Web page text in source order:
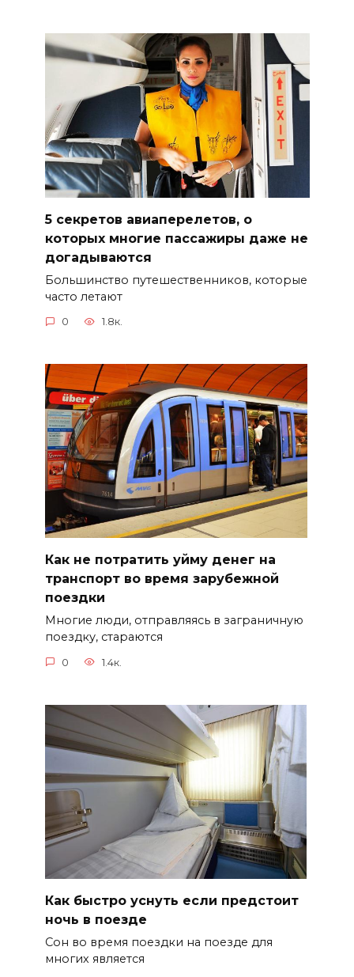
5 секретов авиаперелетов, о
которых многие пассажиры даже не
догадываются
Большинство путешественников, которые
часто летают
0 1.8к.
Как не потратить уйму денег на
транспорт во время зарубежной
поездки
Многие люди, отправляясь в заграничную
поездку, стараются
0 1.4к.
Как быстро уснуть если предстоит
ночь в поезде
Сон во время поездки на поезде для
многих является